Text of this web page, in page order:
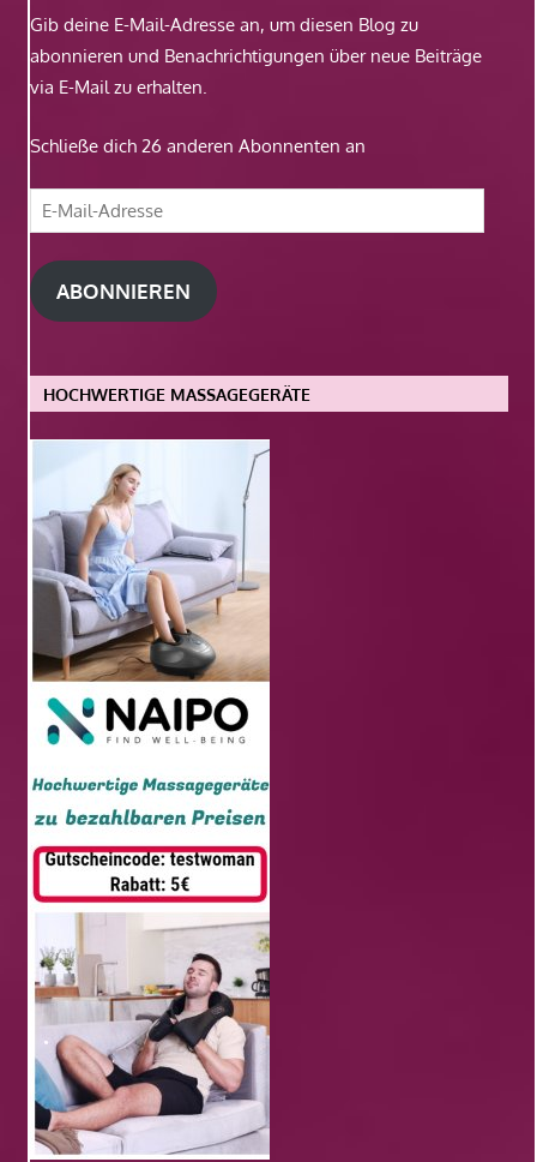
Gib deine E-Mail-Adresse an, um diesen Blog zu
abonnieren und Benachrichtigungen über neue Beiträge
via E-Mail zu erhalten.
Schließe dich 26 anderen Abonnenten an
E-
Mail-
Adresse
ABONNIEREN
HOCHWERTIGE MASSAGEGERÄTE